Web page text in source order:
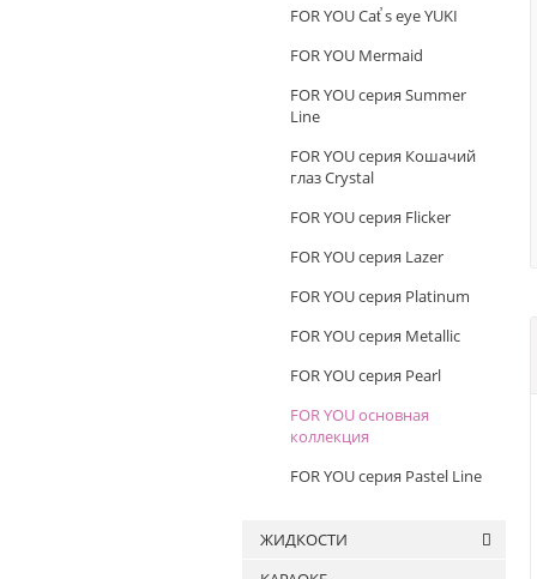
FOR YOU Cat̕ s eye YUKI
FOR YOU Mermaid
FOR YOU серия Summer
Line
FOR YOU серия Кошачий
глаз Crystal
FOR YOU серия Flicker
FOR YOU серия Lazer
FOR YOU серия Platinum
FOR YOU серия Metallic
FOR YOU серия Pearl
FOR YOU основная
коллекция
FOR YOU серия Pastel Line
ЖИДКОСТИ